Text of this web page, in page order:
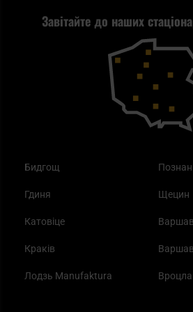
Завітайте до наших
Бидгощ
Гдиня
Катовіце
Краків
Лодзь Manufaktura
Щецин
Повернення товару
Blackout - що це таке?
Як працює маска від смогу?
Найкращі спальні мішки на осінь
Самозахист